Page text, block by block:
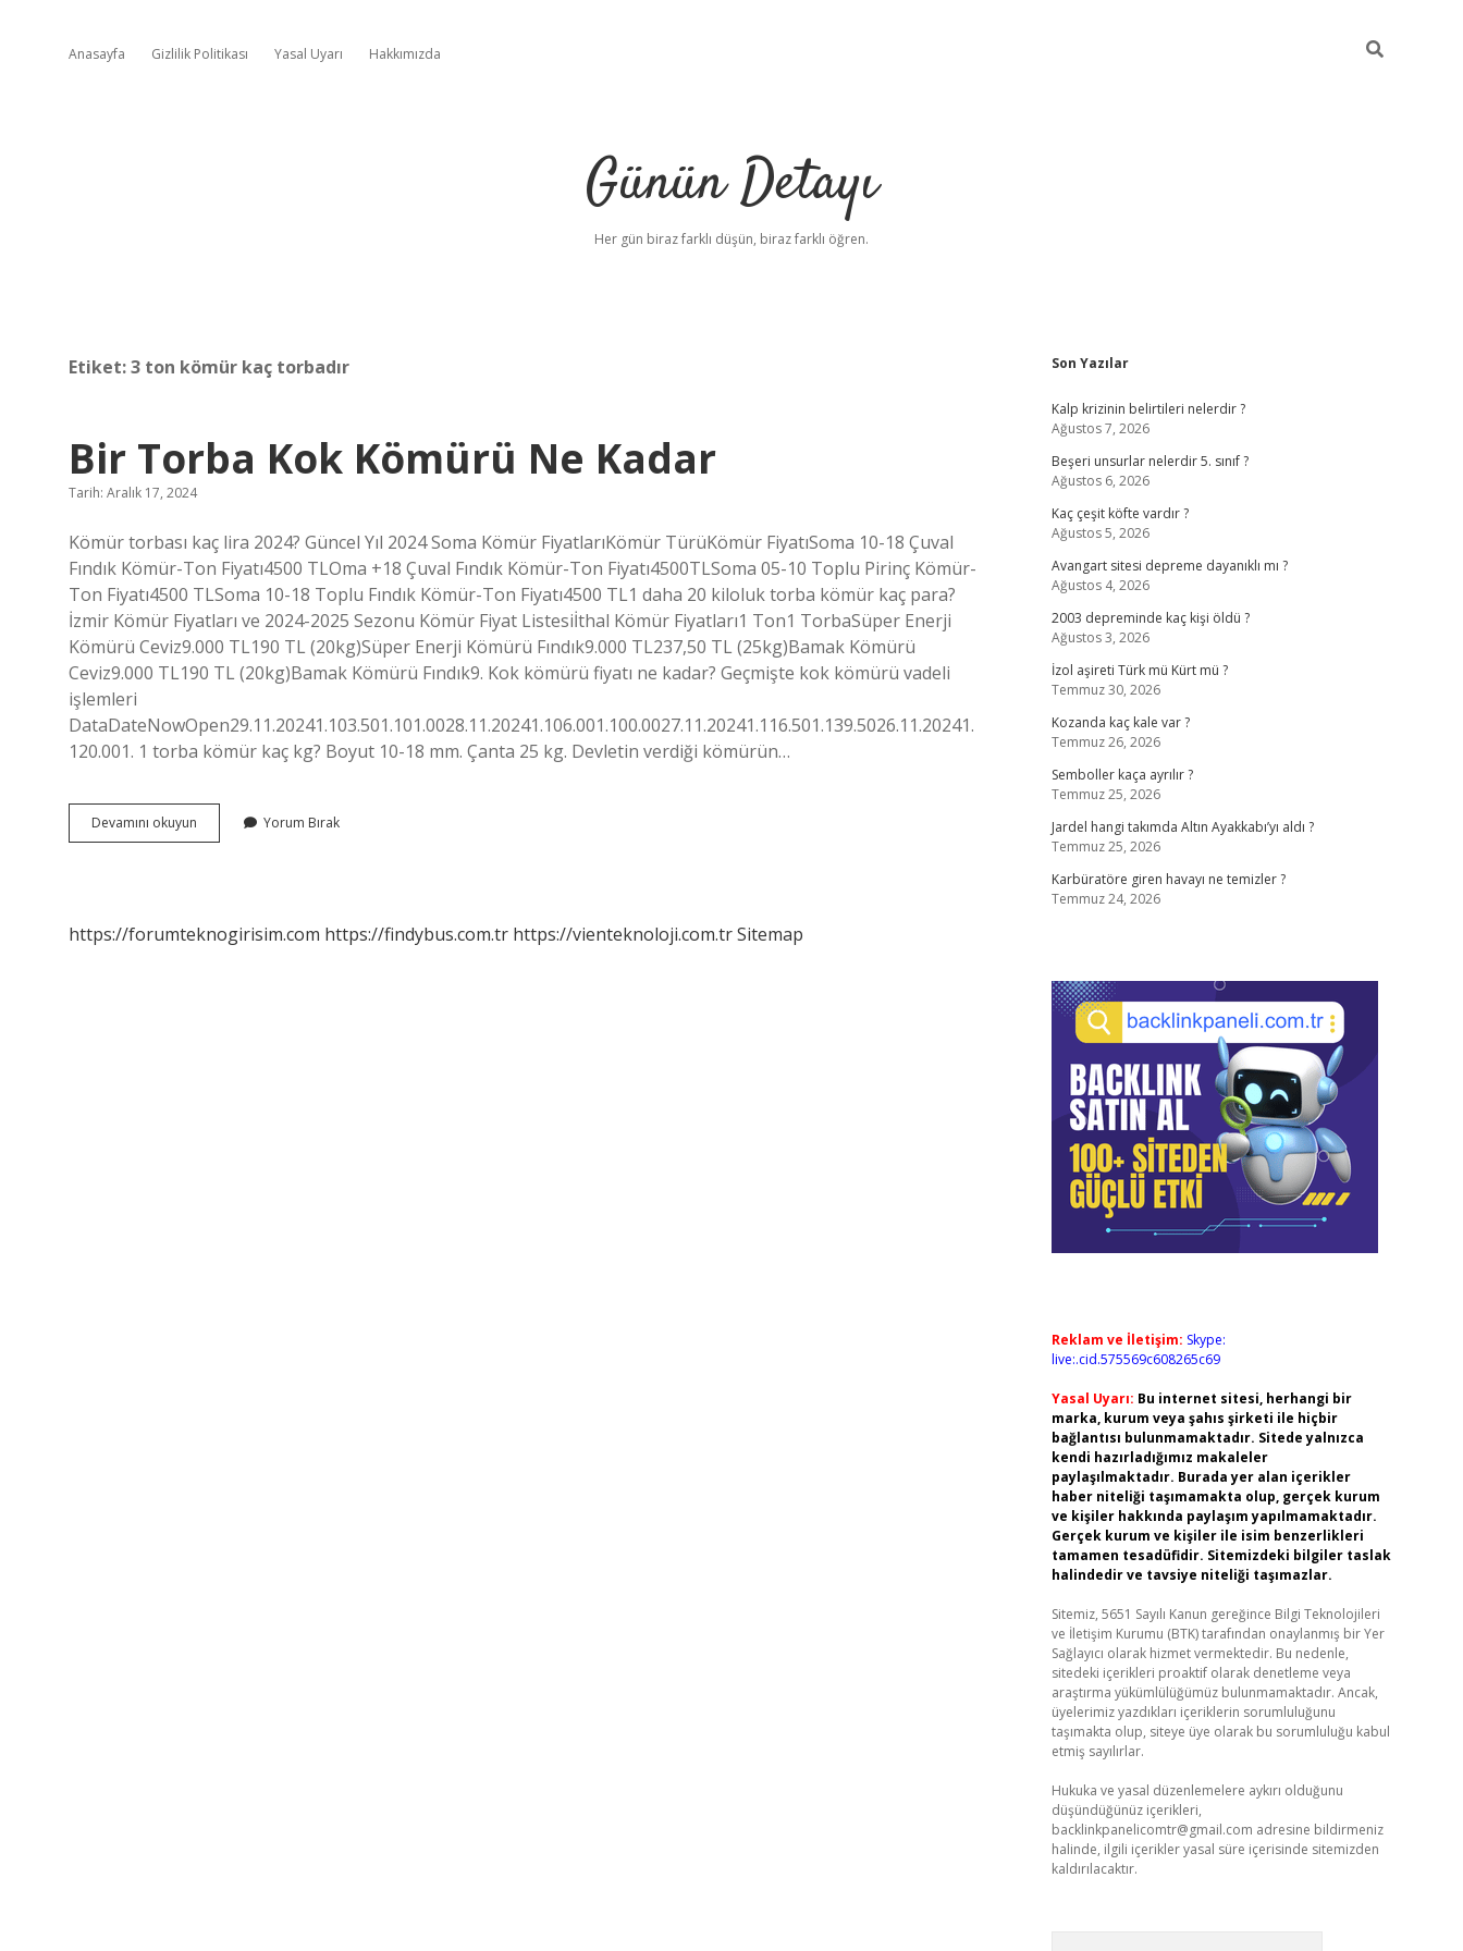
Anasayfa Gizlilik Politikası Yasal Uyarı Hakkımızda
Günün Detayı
Her gün biraz farklı düşün, biraz farklı öğren.
Etiket:3 ton kömür kaç torbadır
Bir Torba Kok Kömürü Ne Kadar
Tarih: Aralık 17, 2024
Kömür torbası kaç lira 2024? Güncel Yıl 2024 Soma Kömür FiyatlarıKömür TürüKömür FiyatıSoma 10-18 Çuval
Fındık Kömür-Ton Fiyatı4500 TLOma +18 Çuval Fındık Kömür-Ton Fiyatı4500TLSoma 05-10 Toplu Pirinç Kömür-
Ton Fiyatı4500 TLSoma 10-18 Toplu Fındık Kömür-Ton Fiyatı4500 TL1 daha 20 kiloluk torba kömür kaç para?
İzmir Kömür Fiyatları ve 2024-2025 Sezonu Kömür Fiyat Listesiİthal Kömür Fiyatları1 Ton1 TorbaSüper Enerji
Kömürü Ceviz9.000 TL190 TL (20kg)Süper Enerji Kömürü Fındık9.000 TL237,50 TL (25kg)Bamak Kömürü
Ceviz9.000 TL190 TL (20kg)Bamak Kömürü Fındık9. Kok kömürü fiyatı ne kadar? Geçmişte kok kömürü vadeli
işlemleri
DataDateNowOpen29.11.20241.103.501.101.0028.11.20241.106.001.100.0027.11.20241.116.501.139.5026.11.20241.
120.001. 1 torba kömür kaç kg? Boyut 10-18 mm. Çanta 25 kg. Devletin verdiği kömürün…
Devamını okuyun
Torba
Yorum Bırak
https://forumteknogirisim.com https://findybus.com.tr https://vienteknoloji.com.trSitemap
Sidebar
Son Yazılar
Kalp krizinin belirtileri nelerdir ?
Ağustos 7, 2026
Beşeri unsurlar nelerdir 5. sınıf ?
Ağustos 6, 2026
Kaç çeşit köfte vardır ?
Ağustos 5, 2026
Avangart sitesi depreme dayanıklı mı ?
Ağustos 4, 2026
2003 depreminde kaç kişi öldü ?
Ağustos 3, 2026
İzol aşireti Türk mü Kürt mü ?
Temmuz 30, 2026
Kozanda kaç kale var ?
Temmuz 26, 2026
Semboller kaça ayrılır ?
Temmuz 25, 2026
Jardel hangi takımda Altın Ayakkabı’yı aldı ?
Temmuz 25, 2026
Karbüratöre giren havayı ne temizler ?
Temmuz 24, 2026
Reklam ve İletişim: Skype:
live:.cid.575569c608265c69
Yasal Uyarı: Bu internet sitesi, herhangi bir
marka, kurum veya şahıs şirketi ile hiçbir
bağlantısı bulunmamaktadır. Sitede yalnızca
kendi hazırladığımız makaleler
paylaşılmaktadır. Burada yer alan içerikler
haber niteliği taşımamakta olup, gerçek kurum
ve kişiler hakkında paylaşım yapılmamaktadır.
Gerçek kurum ve kişiler ile isim benzerlikleri
tamamen tesadüfidir. Sitemizdeki bilgiler taslak
halindedir ve tavsiye niteliği taşımazlar.
Sitemiz, 5651 Sayılı Kanun gereğince Bilgi Teknolojileri
ve İletişim Kurumu (BTK) tarafından onaylanmış bir Yer
Sağlayıcı olarak hizmet vermektedir. Bu nedenle,
sitedeki içerikleri proaktif olarak denetleme veya
araştırma yükümlülüğümüz bulunmamaktadır. Ancak,
üyelerimiz yazdıkları içeriklerin sorumluluğunu
taşımakta olup, siteye üye olarak bu sorumluluğu kabul
etmiş sayılırlar.
Hukuka ve yasal düzenlemelere aykırı olduğunu
düşündüğünüz içerikleri,
backlinkpanelicomtr@gmail.com adresine bildirmeniz
halinde, ilgili içerikler yasal süre içerisinde sitemizden
kaldırılacaktır.